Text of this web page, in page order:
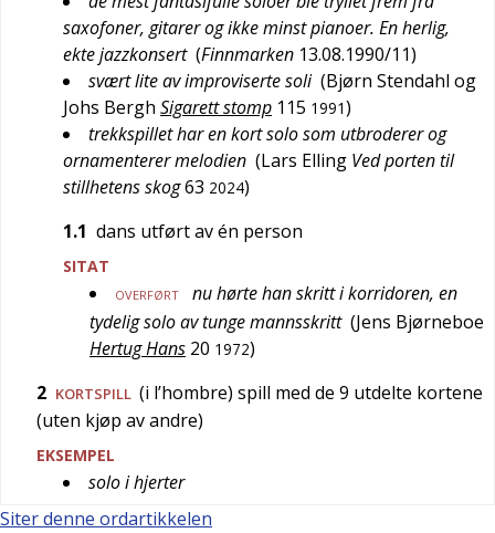
saxofoner, gitarer og ikke minst pianoer. En herlig,
ekte jazzkonsert (Finnmarken 13.08.1990/11)
svært lite av improviserte soli (Bjørn Stendahl og
Johs Bergh Sigarett stomp 115 1991)
trekkspillet har en kort solo som utbroderer og
ornamenterer melodien (Lars Elling Ved porten til
stillhetens skog63 2024)
1.1 dans utført av én person
SITAT
OVERFØRT
nu hørte han skritt i korridoren, en
tydelig solo av tunge mannsskritt (Jens Bjørneboe
Hertug Hans 20 1972)
2 KORTSPILL (i l’hombre) spill med de 9 utdelte kortene
(uten kjøp av andre)
EKSEMPEL
solo i hjerter
Siter denne ordartikkelen